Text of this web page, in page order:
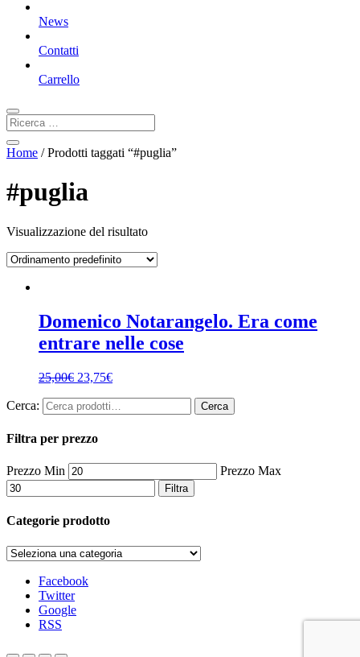
News
Contatti
Carrello
Home / Prodotti taggati “#puglia”
#puglia
Visualizzazione del risultato
Domenico Notarangelo. Era come
entrare nelle cose
25,00€ 23,75€
Cerca: Cerca
Filtra per prezzo
Prezzo Min Prezzo Max
Filtra
Categorie prodotto
Facebook
Twitter
Google
RSS